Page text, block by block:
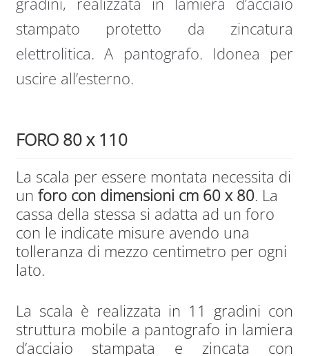
stampato protetto da zincatura
elettrolitica. A pantografo. Idonea per
uscire all’esterno.
FORO 80 x 110
La scala per essere montata necessita di
un foro con dimensioni cm 60 x 80. La
cassa della stessa si adatta ad un foro
con le indicate misure avendo una
tolleranza di mezzo centimetro per ogni
lato.
La scala è realizzata in 11 gradini con
struttura mobile a pantografo in lamiera
d’acciaio stampata e zincata con